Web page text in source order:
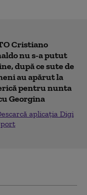
Cristiano
nu s-a putut
după ce sute de
au apărut la
pentru nunta
Georgina
aplicația Digi